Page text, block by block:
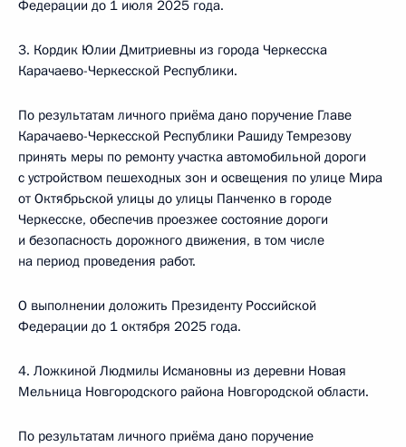
Федерации до 1 июля 2025 года.
3. Кордик Юлии Дмитриевны из города Черкесска
Карачаево-Черкесской Республики.
По результатам личного приёма дано поручение Главе
Карачаево-Черкесской Республики Рашиду Темрезову
принять меры по ремонту участка автомобильной дороги
с устройством пешеходных зон и освещения по улице Мира
от Октябрьской улицы до улицы Панченко в городе
Черкесске, обеспечив проезжее состояние дороги
и безопасность дорожного движения, в том числе
на период проведения работ.
О выполнении доложить Президенту Российской
Федерации до 1 октября 2025 года.
4. Ложкиной Людмилы Исмановны из деревни Новая
Мельница Новгородского района Новгородской области.
По результатам личного приёма дано поручение